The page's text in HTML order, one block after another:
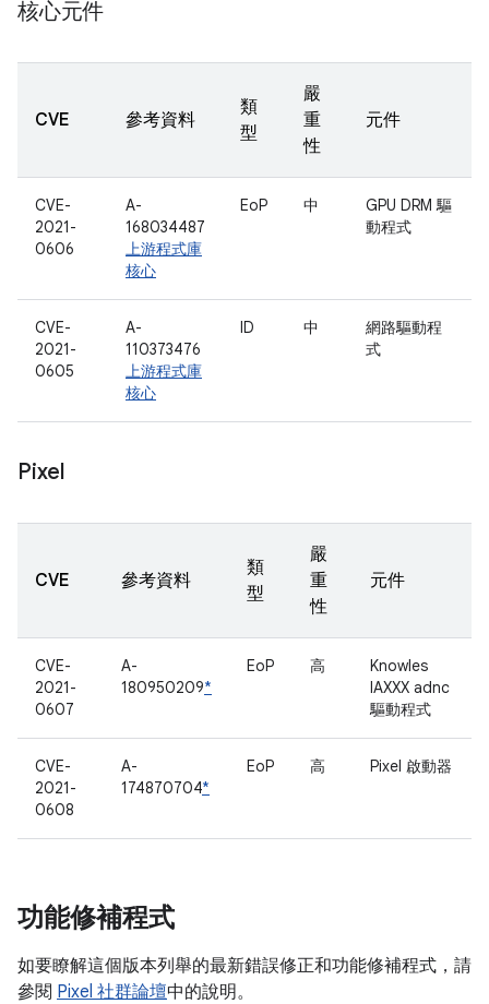
核心元件
CVE 參考資料
類
型
嚴
重
性
元件
CVE-
2021-
0606
A-
168034487
上游程式庫
核心
EoP 中
GPU DRM 驅
動程式
CVE-
2021-
0605
A-
110373476
上游程式庫
核心
ID 中
網路驅動程
式
Pixel
CVE 參考資料
類
型
嚴
重
性
元件
CVE-
2021-
0607
A-
180950209*
EoP 高
Knowles
IAXXX adnc
驅動程式
CVE-
2021-
0608
A-
174870704*
EoP 高 Pixel 啟動器
功能修補程式
如要瞭解這個版本列舉的最新錯誤修正和功能修補程式，請
參閱 Pixel 社群論壇中的說明。